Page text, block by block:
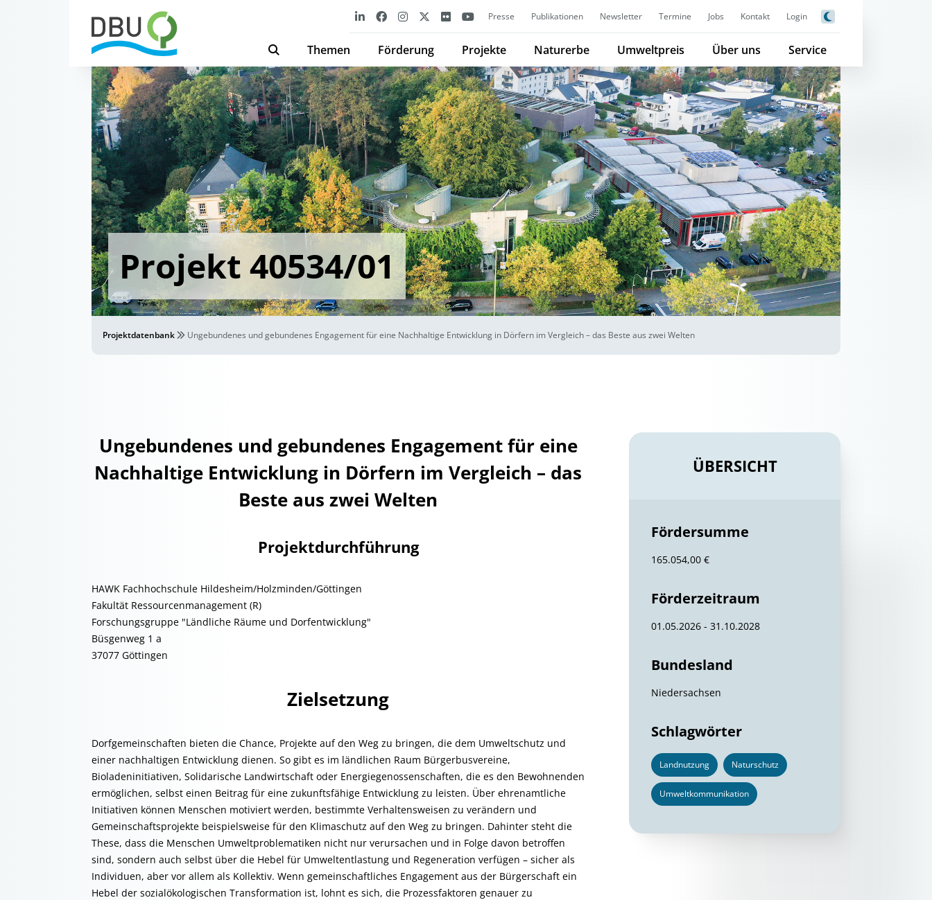
Presse Publikationen Newsletter Termine Jobs Kontakt Login
Themen Förderung Projekte Naturerbe Umweltpreis Über uns Service
Projekt 40534/01
Projektdatenbank Ungebundenes und gebundenes Engagement für eine Nachhaltige Entwicklung in Dörfern im Vergleich – das Beste aus zwei Welten
Ungebundenes und gebundenes Engagement für eine
Nachhaltige Entwicklung in Dörfern im Vergleich – das
Beste aus zwei Welten
Projektdurchführung
HAWK Fachhochschule Hildesheim/Holzminden/Göttingen
Fakultät Ressourcenmanagement (R)
Forschungsgruppe "Ländliche Räume und Dorfentwicklung"
Büsgenweg 1 a
37077 Göttingen
Zielsetzung
Dorfgemeinschaften bieten die Chance, Projekte auf den Weg zu bringen, die dem Umweltschutz und
einer nachhaltigen Entwicklung dienen. So gibt es im ländlichen Raum Bürgerbusvereine,
Bioladeninitiativen, Solidarische Landwirtschaft oder Energiegenossenschaften, die es den Bewohnenden
ermöglichen, selbst einen Beitrag für eine zukunftsfähige Entwicklung zu leisten. Über ehrenamtliche
Initiativen können Menschen motiviert werden, bestimmte Verhaltensweisen zu verändern und
Gemeinschaftsprojekte beispielsweise für den Klimaschutz auf den Weg zu bringen. Dahinter steht die
These, dass die Menschen Umweltproblematiken nicht nur verursachen und in Folge davon betroffen
sind, sondern auch selbst über die Hebel für Umweltentlastung und Regeneration verfügen – sicher als
Individuen, aber vor allem als Kollektiv. Wenn gemeinschaftliches Engagement aus der Bürgerschaft ein
Hebel der sozialökologischen Transformation ist, lohnt es sich, die Prozessfaktoren genauer zu
ÜBERSICHT
Fördersumme
165.054,00 €
Förderzeitraum
01.05.2026 - 31.10.2028
Bundesland
Niedersachsen
Schlagwörter
Landnutzung Naturschutz
Umweltkommunikation